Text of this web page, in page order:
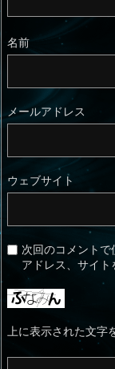
名前
メールアドレス
ウェブサイト
次回のコメント
アドレス、サイト
上に表示された文字